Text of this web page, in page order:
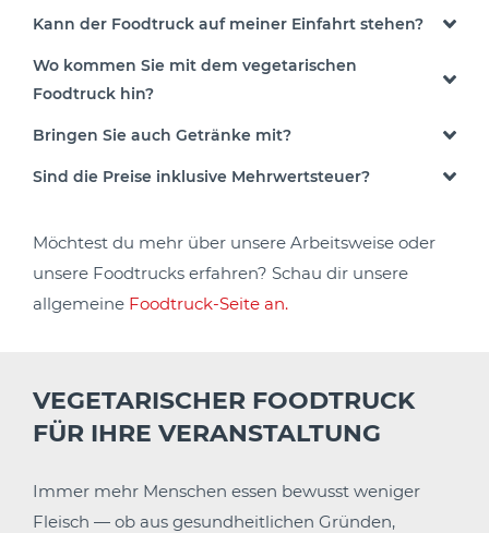
Kann der Foodtruck auf meiner Einfahrt stehen?
Wo kommen Sie mit dem vegetarischen
Foodtruck hin?
Bringen Sie auch Getränke mit?
Sind die Preise inklusive Mehrwertsteuer?
Möchtest du mehr über unsere Arbeitsweise oder
unsere Foodtrucks erfahren? Schau dir unsere
allgemeine Foodtruck-Seite an.
VEGETARISCHER FOODTRUCK
FÜR IHRE VERANSTALTUNG
Immer mehr Menschen essen bewusst weniger
Fleisch — ob aus gesundheitlichen Gründen,